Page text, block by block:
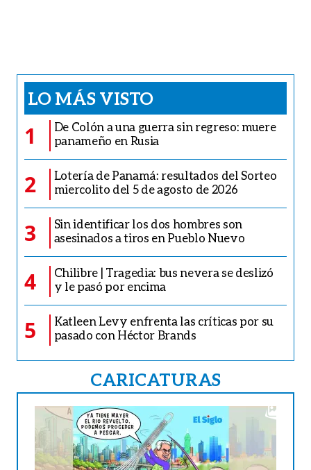
LO MÁS VISTO
1
De Colón a una guerra sin regreso: muere
panameño en Rusia
2
Lotería de Panamá: resultados del Sorteo
miercolito del 5 de agosto de 2026
3
Sin identificar los dos hombres son
asesinados a tiros en Pueblo Nuevo
4
Chilibre | Tragedia: bus nevera se deslizó
y le pasó por encima
5
Katleen Levy enfrenta las críticas por su
pasado con Héctor Brands
CARICATURAS